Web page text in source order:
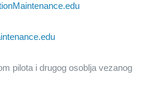
pilota i drugog osoblja vezanog